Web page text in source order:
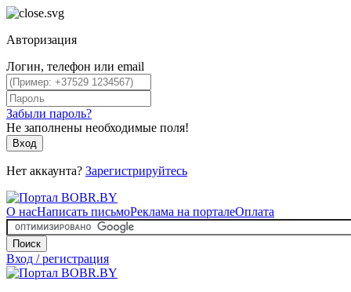
Авторизация
Логин, телефон или email
Забыли пароль?
Не заполнены необходимые поля!
Вход
Нет аккаунта? Зарегистрируйтесь
О насНаписать письмоРеклама на порталеОплата
Поиск
Вход / регистрация